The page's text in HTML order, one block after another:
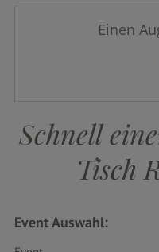
Einen
Schnell
Tisch
Event Auswahl: